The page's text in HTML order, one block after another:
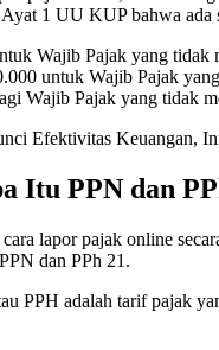
1 UU KUP bahwa
Wajib Pajak yang tidak
untuk Wajib Pajak
Wajib Pajak yang tidak
Efektivitas Keuangan,
Itu PPN dan
lapor pajak online
dan PPh 21.
PPH adalah tarif pajak